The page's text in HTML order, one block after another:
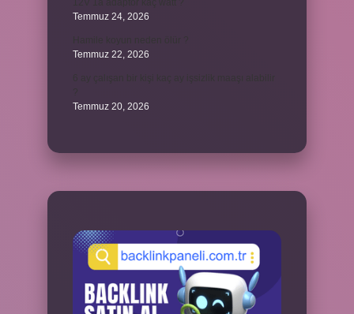
Temmuz 24, 2026
Temmuz 22, 2026
Temmuz 20, 2026